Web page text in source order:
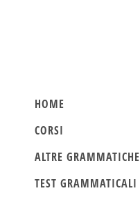
HOME
CORSI
ALTRE GRAMMATICHE
TEST GRAMMATICALI